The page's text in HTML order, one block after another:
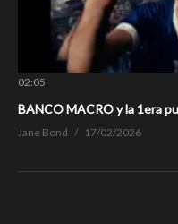
02:05
BANCO MACRO y la 1era
Jane Bond 17/02/2026